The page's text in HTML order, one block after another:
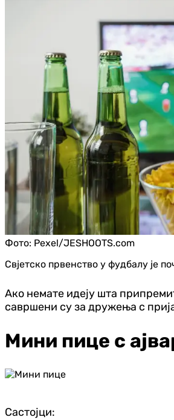
Фото: Pexel/JESHOOTS.com
Свјетско првенство у фудбалу је
Ако немате идеју шта
савршени су за дружења с
Мини пице с
Састојци: